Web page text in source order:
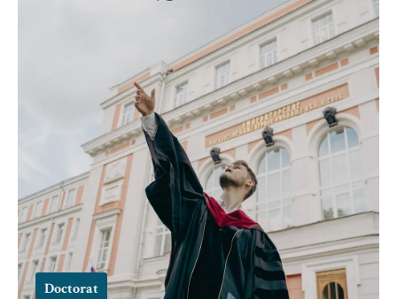
Doctorat